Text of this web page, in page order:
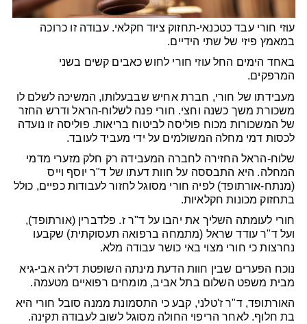
עוזי חורי עבד כטכנאי-תחזוק ציוד חקלאי. עבודה זו כרוכה
במאמץ פיזי של שתי הידיים.
באחד הימים החל עוזי חורי לחוש כאבים קשים בשני
המרפקים.
מעבידתו של חורי, חברת אחיש שבבעלותו, המשיכה לשלם לו
משכורת משך כשנה וחצי. חורי פנה לשלוח-הראל ודרש החזר
של המשכורות מכוח פוליסה לביטוח בריאות. פוליסה זו נועדה
לכסות דמי מחלה המשולמים על ידי מעביד לעובד.
שלוח-הראל החזירה לחברה המעבידה רק חלק מזערי מדמי
המחלה. היא התבססה על חוות דעתו של ד"ר יוסף וייס
(מנתח-אורתופד) לפיה חורי מסוגל לחזור לעבודות כפיים, כולל
בתחזוק מכונות חקלאיות.
חורי לעומתה השליך את יהבו על ד"ר ז. פלדברין (אורתופד),
ועל ד"ר עודד שראל (מתמחה ברפואה תעסוקתית) שקבעו
נחרצות כי חורי מצוי באי כושר עבודה מלא.
נוכח הפערים שבין חוות הדעת מינתה השופטת דליה אבי-גיא
מבית משפט השלום בתל אביב, מומחים רפואיים מטעמה.
האורתופד, ד"ר ז'טלני, קבע כי התסמונת ממנה סובל חורי היא
בת חלוף. לאחר הריפוי החולה מסוגל לשוב לעבודה תקינה.